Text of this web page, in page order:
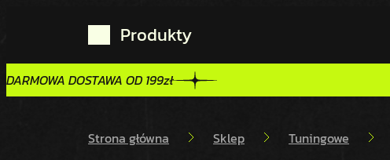
Produkty
DARMOWA DOSTAWA OD 199zł
DARMOWA DOSTAWA OD 199zł
Strona główna Sklep Tuningowe